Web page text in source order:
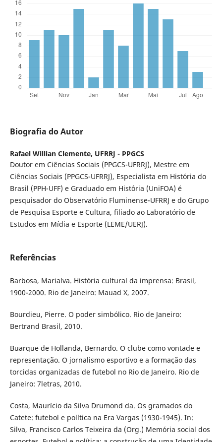
Biografia do Autor
Rafael Willian Clemente, UFRRJ - PPGCS
Doutor em Ciências Sociais (PPGCS-UFRRJ), Mestre em
Ciências Sociais (PPGCS-UFRRJ), Especialista em História do
Brasil (PPH-UFF) e Graduado em Hist´´oria (UniFOA) é
pesquisador do Observatório Fluminense-UFRRJ e do Grupo
de Pesquisa Esporte e Cultura, filiado ao Laboratório de
Estudos em Mídia e Esporte (LEME/UERJ).
Referências
Barbosa, Marialva. História cultural da imprensa: Brasil,
1900-2000. Rio de Janeiro: Mauad X, 2007.
Bourdieu, Pierre. O poder simbólico. Rio de Janeiro:
Bertrand Brasil, 2010.
Buarque de Hollanda, Bernardo. O clube como vontade e
representação. O jornalismo esportivo e a formação das
torcidas organizadas de futebol no Rio de Janeiro. Rio de
Janeiro: 7letras, 2010.
Costa, Maurício da Silva Drumond da. Os gramados do
Catete: futebol e política na Era Vargas (1930-1945). In:
Silva, Francisco Carlos Teixeira da (Org.) Memória social dos